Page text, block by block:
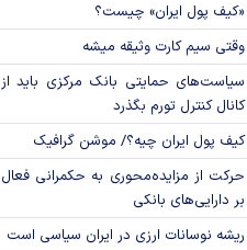
«کیف پول ایران» چیست؟
وقتی سیم کارت وثیقه میشه
سیاست‌های حمایتی بانک مرکزی باید از
کانال کنترل تورم بگذرد
کیف پول ایران چیه؟/ موشن گرافیک
حرکت از مزایده‌محوری به حکمرانی فعال
بر دارایی‌های بانکی
ریشه نوسانات ارزی در ایران سیاسی است